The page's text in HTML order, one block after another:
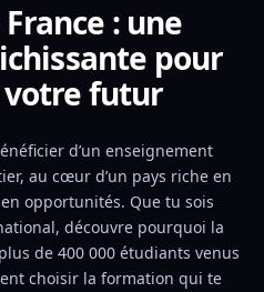
: une
pour
futur
d’un enseignement
au cœur d’un pays riche en
opportunités. Que tu sois
découvre pourquoi la
de 400 000 étudiants venus
choisir la formation qui te